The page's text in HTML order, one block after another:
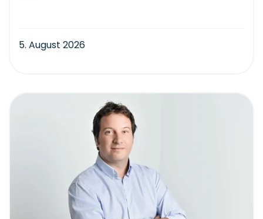
5. August 2026